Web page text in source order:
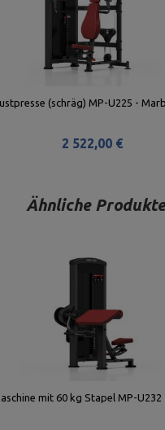
(schräg) MP-U225 -
2 522,00 €
Ähnliche Produkte
mit 60 kg Stapel MP-